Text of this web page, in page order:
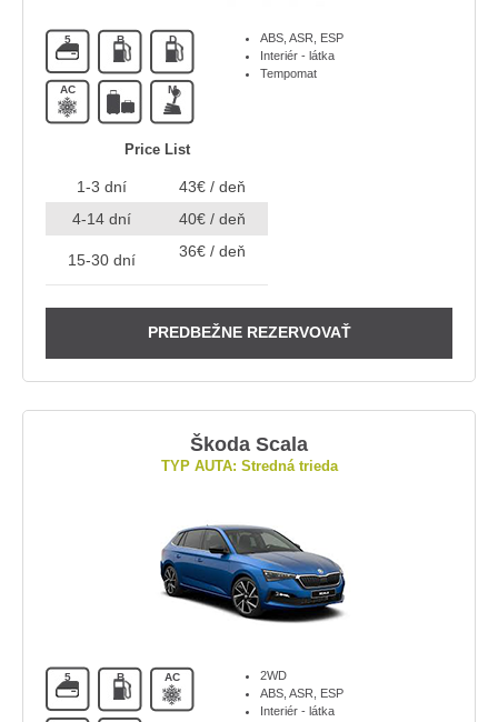
5 B D
AC M
ABS, ASR, ESP
Interiér - látka
Tempomat
Price List
1-3 dní
43€ / deň
4-14 dní
40€ / deň
15-30 dní 36€ / deň
PREDBEŽNE REZERVOVAŤ
Škoda Scala
TYP AUTA: Stredná trieda
5 B AC
2WD
ABS, ASR, ESP
Interiér - látka